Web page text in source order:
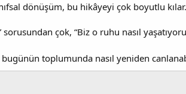
dönüşüm, bu hikâyeyi çok boyutlu kılar.
çok, “Biz o ruhu nasıl
toplumunda nasıl yeniden